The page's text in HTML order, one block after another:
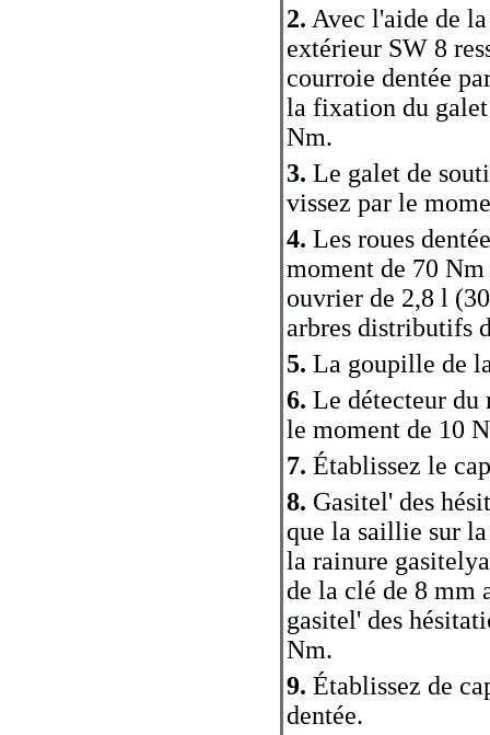
2. Avec l'aide de
extérieur SW 8
courroie dentée
la fixation du
Nm.
3. Le galet de
vissez par le
4. Les roues
moment de 70
ouvrier de 2,8 l
arbres distributifs
5. La goupille de
6. Le détecteur du
le moment de 10
7. Établissez le
8. Gasitel' des
que la saillie sur
la rainure
de la clé de 8 mm
gasitel' des
Nm.
9. Établissez de
dentée.